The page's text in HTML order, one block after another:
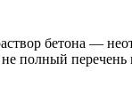
бетона —
полный перечень